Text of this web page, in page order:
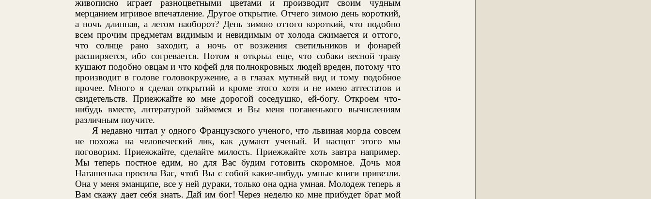
живописно играет разноцветными цветами и производит своим чудным
мерцанием игривое впечатление. Другое открытие. Отчего зимою день короткий,
а ночь длинная, а летом наоборот? День зимою оттого короткий, что подобно
всем прочим предметам видимым и невидимым от холода сжимается и оттого,
что солнце рано заходит, а ночь от возжения светильников и фонарей
расширяется, ибо согревается. Потом я открыл еще, что собаки весной траву
кушают подобно овцам и что кофей для полнокровных людей вреден, потому что
производит в голове головокружение, а в глазах мутный вид и тому подобное
прочее. Много я сделал открытий и кроме этого хотя и не имею аттестатов и
свидетельств. Приежжайте ко мне дорогой соседушко, ей-богу. Откроем что-
нибудь вместе, литературой займемся и Вы меня поганенького вычислениям
различным поучите.
Я недавно читал у одного Французского ученого, что львиная морда совсем
не похожа на человеческий лик, как думают ученый. И насщот этого мы
поговорим. Приежжайте, сделайте милость. Приежжайте хоть завтра например.
Мы теперь постное едим, но для Вас будим готовить скоромное. Дочь моя
Наташенька просила Вас, чтоб Вы с собой какие-нибудь умные книги привезли.
Она у меня эманципе, все у ней дураки, только она одна умная. Молодеж теперь я
Вам скажу дает себя знать. Дай им бог! Через неделю ко мне прибудет брат мой